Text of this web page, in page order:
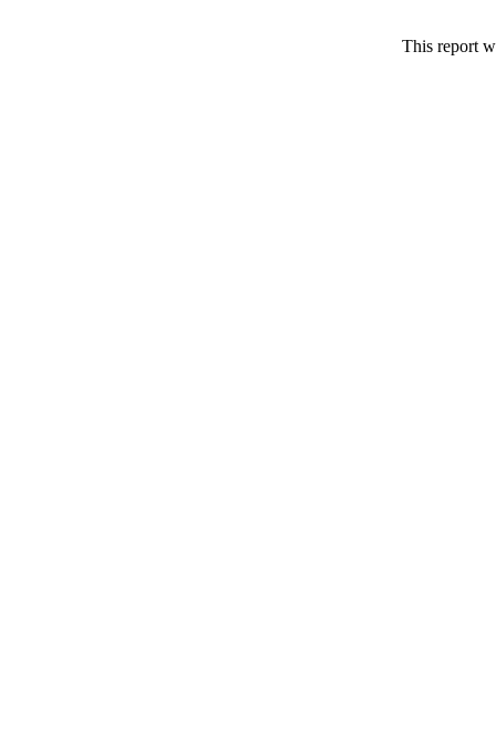
This report